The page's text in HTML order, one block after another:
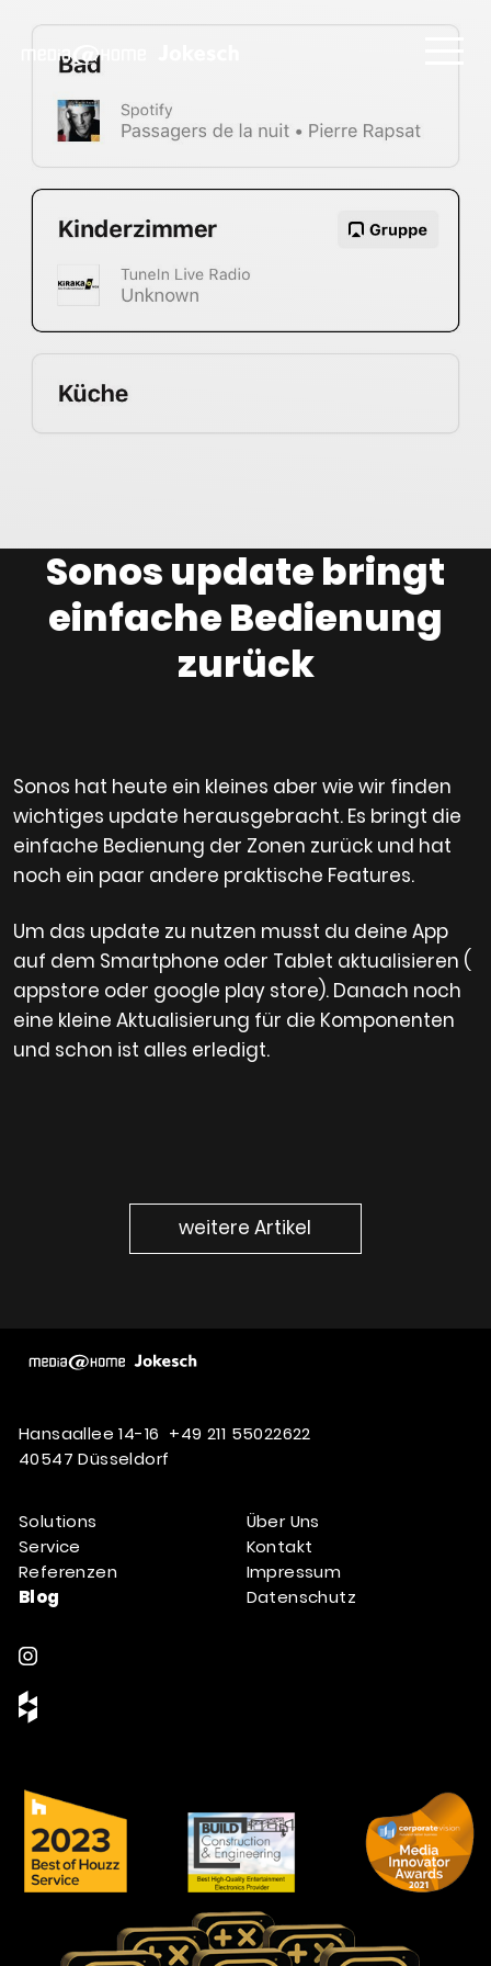
Sonos update bringt
einfache Bedienung
zurück
Sonos hat heute ein kleines aber wie wir finden
wichtiges update herausgebracht. Es bringt die
einfache Bedienung der Zonen zurück und hat
noch ein paar andere praktische Features.
Um das update zu nutzen musst du deine App
auf dem Smartphone oder Tablet aktualisieren (
appstore oder google play store). Danach noch
eine kleine Aktualisierung für die Komponenten
und schon ist alles erledigt.
weitere Artikel
Hansaallee 14-16
40547 Düsseldorf
+49 211 55022622
Solutions
Service
Referenzen
Blog
Über Uns
Kontakt
Impressum
Datenschutz